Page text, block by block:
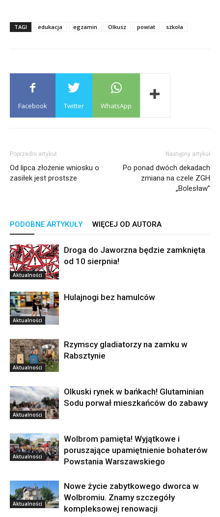
TAGI edukacja egzamin Olkusz powiat szkoła
Facebook Twitter WhatsApp
Poprzedni artykuł
Od lipca złożenie wniosku o
zasiłek jest prostsze
Następny artykuł
Po ponad dwóch dekadach
zmiana na czele ZGH
„Bolesław”
PODOBNE ARTYKUŁY WIĘCEJ OD AUTORA
Aktualności
Droga do Jaworzna będzie zamknięta
od 10 sierpnia!
Aktualności
Hulajnogi bez hamulców
Aktualności
Rzymscy gladiatorzy na zamku w
Rabsztynie
Aktualności
Olkuski rynek w bańkach! Glutaminian
Sodu porwał mieszkańców do zabawy
Aktualności
Wolbrom pamięta! Wyjątkowe i
poruszające upamiętnienie bohaterów
Powstania Warszawskiego
Aktualności
Nowe życie zabytkowego dworca w
Wolbromiu. Znamy szczegóły
kompleksowej renowacji